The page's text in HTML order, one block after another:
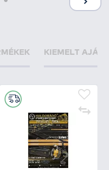
KIEMELT